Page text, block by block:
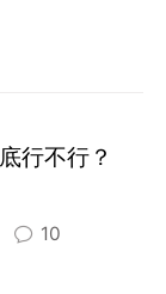
行不行？
10